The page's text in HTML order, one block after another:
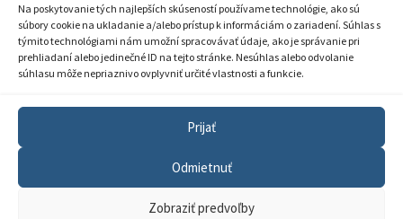
Na poskytovanie tých najlepších skúseností používame technológie, ako sú
súbory cookie na ukladanie a/alebo prístup k informáciám o zariadení. Súhlas s
týmito technológiami nám umožní spracovávať údaje, ako je správanie pri
prehliadaní alebo jedinečné ID na tejto stránke. Nesúhlas alebo odvolanie
súhlasu môže nepriaznivo ovplyvniť určité vlastnosti a funkcie.
Prijať
Odmietnuť
Zobraziť predvoľby
Zásady ochrany súkromia
Sprístupnenie informácií
Nastavenia cookies